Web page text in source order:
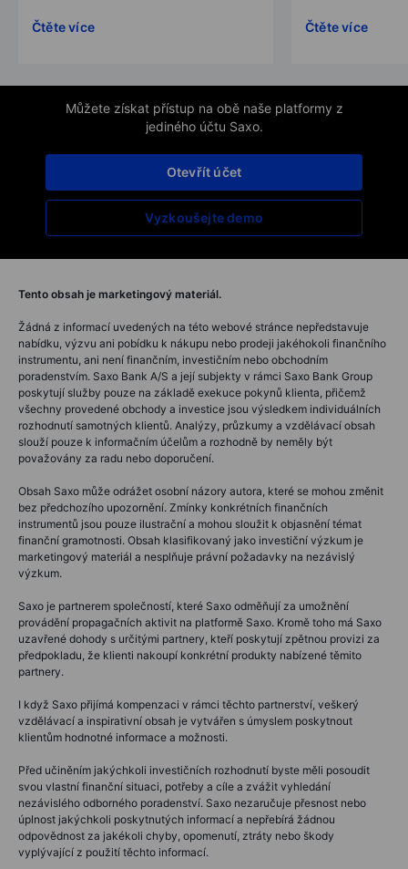
Čtěte více Čtěte více
Můžete získat přístup na obě naše platformy z
jediného účtu Saxo.
Vyzkoušejte demo
Otevřít účet
Tento obsah je marketingový materiál.
Žádná z informací uvedených na této webové stránce nepředstavuje
nabídku, výzvu ani pobídku k nákupu nebo prodeji jakéhokoli finančního
instrumentu, ani není finančním, investičním nebo obchodním
poradenstvím. Saxo Bank A/S a její subjekty v rámci Saxo Bank Group
poskytují služby pouze na základě exekuce pokynů klienta, přičemž
všechny provedené obchody a investice jsou výsledkem individuálních
rozhodnutí samotných klientů. Analýzy, průzkumy a vzdělávací obsah
slouží pouze k informačním účelům a rozhodně by neměly být
považovány za radu nebo doporučení.
Obsah Saxo může odrážet osobní názory autora, které se mohou změnit
bez předchozího upozornění. Zmínky konkrétních finančních
instrumentů jsou pouze ilustrační a mohou sloužit k objasnění témat
finanční gramotnosti. Obsah klasifikovaný jako investiční výzkum je
marketingový materiál a nesplňuje právní požadavky na nezávislý
výzkum.
Saxo je partnerem společností, které Saxo odměňují za umožnění
provádění propagačních aktivit na platformě Saxo. Kromě toho má Saxo
uzavřené dohody s určitými partnery, kteří poskytují zpětnou provizi za
předpokladu, že klienti nakoupí konkrétní produkty nabízené těmito
partnery.
I když Saxo přijímá kompenzaci v rámci těchto partnerství, veškerý
vzdělávací a inspirativní obsah je vytvářen s úmyslem poskytnout
klientům hodnotné informace a možnosti.
Před učiněním jakýchkoli investičních rozhodnutí byste měli posoudit
svou vlastní finanční situaci, potřeby a cíle a zvážit vyhledání
nezávislého odborného poradenství. Saxo nezaručuje přesnost nebo
úplnost jakýchkoli poskytnutých informací a nepřebírá žádnou
odpovědnost za jakékoli chyby, opomenutí, ztráty nebo škody
vyplývající z použití těchto informací.